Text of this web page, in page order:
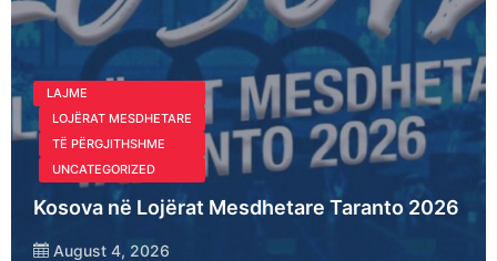
LAJME
LOJËRAT MESDHETARE
TË PËRGJITHSHME
UNCATEGORIZED
Kosova në Lojërat Mesdhetare Taranto 2026
August 4, 2026